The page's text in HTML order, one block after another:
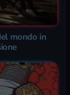
mondo in